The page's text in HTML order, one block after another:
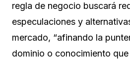
regla de negocio buscará
especulaciones y
mercado, “afinando la
dominio o conocimiento